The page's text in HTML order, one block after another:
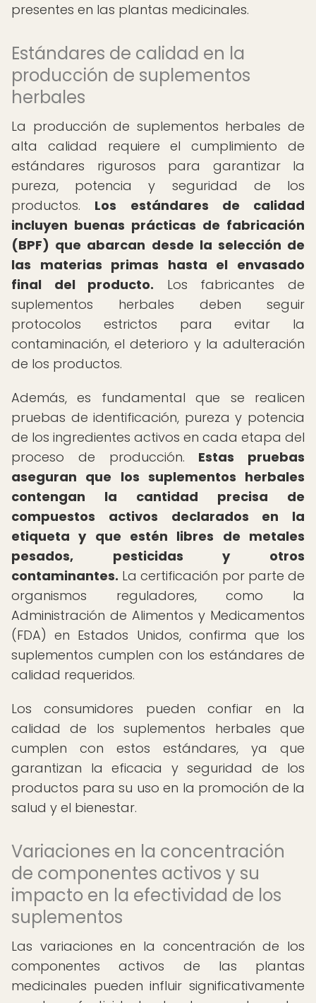
presentes en las plantas medicinales.
Estándares de calidad en la
producción de suplementos
herbales
La producción de suplementos herbales de
alta calidad requiere el cumplimiento de
estándares rigurosos para garantizar la
pureza, potencia y seguridad de los
productos. Los estándares de calidad
incluyen buenas prácticas de fabricación
(BPF) que abarcan desde la selección de
las materias primas hasta el envasado
final del producto. Los fabricantes de
suplementos herbales deben seguir
protocolos estrictos para evitar la
contaminación, el deterioro y la adulteración
de los productos.
Además, es fundamental que se realicen
pruebas de identificación, pureza y potencia
de los ingredientes activos en cada etapa del
proceso de producción. Estas pruebas
aseguran que los suplementos herbales
contengan la cantidad precisa de
compuestos activos declarados en la
etiqueta y que estén libres de metales
pesados, pesticidas y otros
contaminantes. La certificación por parte de
organismos reguladores, como la
Administración de Alimentos y Medicamentos
(FDA) en Estados Unidos, confirma que los
suplementos cumplen con los estándares de
calidad requeridos.
Los consumidores pueden confiar en la
calidad de los suplementos herbales que
cumplen con estos estándares, ya que
garantizan la eficacia y seguridad de los
productos para su uso en la promoción de la
salud y el bienestar.
Variaciones en la concentración
de componentes activos y su
impacto en la efectividad de los
suplementos
Las variaciones en la concentración de los
componentes activos de las plantas
medicinales pueden influir significativamente